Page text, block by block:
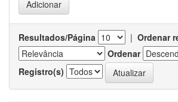
Resultados/Página | Ordenar
Ordenar
Registro(s)